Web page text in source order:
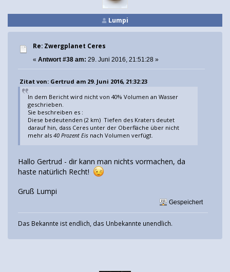
Lumpi
Re: Zwergplanet Ceres
« Antwort #38 am: 29. Juni 2016, 21:51:28 »
Zitat von: Gertrud am 29. Juni 2016, 21:32:23
In dem Bericht wird nicht von 40% Volumen an Wasser
geschrieben.
Sie beschreiben es :
Diese bedeutenden (2 km) Tiefen des Kraters deutet
darauf hin, dass Ceres unter der Oberfläche über nicht
mehr als40 Prozent Eis nach Volumen verfügt.
Hallo Gertrud - dir kann man nichts vormachen, da
haste natürlich Recht!
Gruß Lumpi
Gespeichert
Das Bekannte ist endlich, das Unbekannte unendlich.